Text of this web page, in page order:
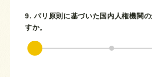
9. パリ原則に基づいた国内人権機関
すか。